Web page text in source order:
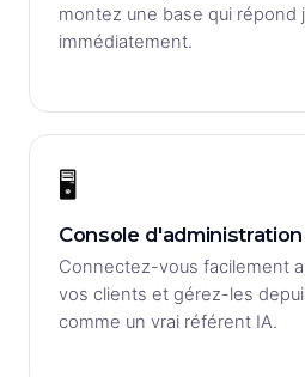
montez une base qui répond
immédiatement.
🖥️
Console d'administration
Connectez-vous facilement
vos clients et gérez-les
comme un vrai référent IA.